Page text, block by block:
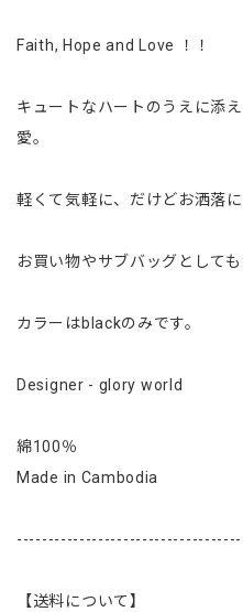
Faith, Hope and Love ！！
キュートなハートのうえに添
愛。
軽くて気軽に、だけどお洒落
お買い物やサブバッグとしても
カラーはblackのみです。
Designer - glory world
綿100％
Made in Cambodia
【送料について】